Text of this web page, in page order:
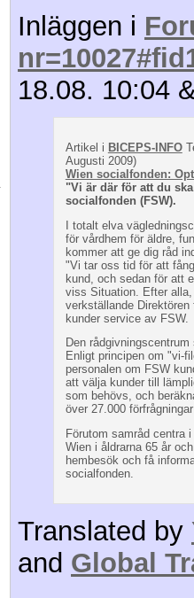
Inläggen i
18.08. 10:04
Artikel i BICEPS-INFO
Augusti 2009)
Wien socialfonden:
"Vi är där för att du
socialfonden (FSW).
I totalt elva
för vårdhem för äldre,
kommer att ge dig råd
"Vi tar oss tid för att
kund, och sedan för att
viss Situation. Efter
verkställande
kunder service av FSW.
Den
Enligt principen om "vi-
personalen om FSW
att välja kunder till
som behövs, och
över 27.000
Förutom samråd centra
Wien i åldrarna 65 år
hembesök och få
socialfonden.
Translated by
and Global